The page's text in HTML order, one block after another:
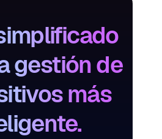
gestión de
más